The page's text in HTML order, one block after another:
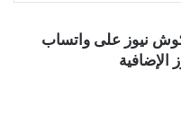
نيوز على واتساب